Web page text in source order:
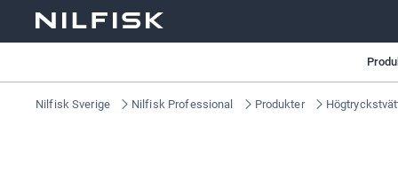
Nilfisk Sverige Nilfisk Professional Produkter